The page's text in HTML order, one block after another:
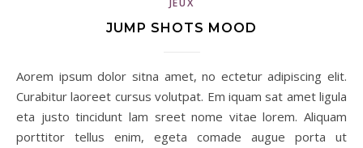
JEUX
JUMP SHOTS MOOD
Aorem ipsum dolor sitna amet, no ectetur adipiscing elit.
Curabitur laoreet cursus volutpat. Em iquam sat amet ligula
eta justo tincidunt lam sreet nome vitae lorem. Aliquam
porttitor tellus enim, egeta comade augue porta ut